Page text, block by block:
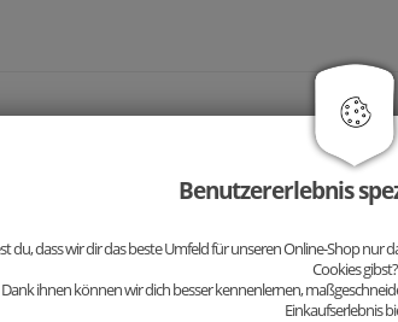
Wir
Bestseller
Benutzererlebnis
du, dass wir dir das beste Umfeld für unseren Online-Shop nur
Cookies gibst?
Dank ihnen können wir dich besser kennenlernen,
Einkaufserlebnis